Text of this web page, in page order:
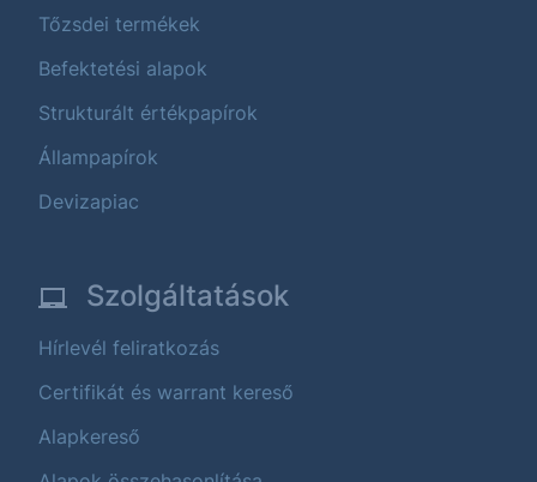
Tőzsdei termékek
Befektetési alapok
Strukturált értékpapírok
Állampapírok
Devizapiac
Szolgáltatások
Hírlevél feliratkozás
Certifikát és warrant kereső
Alapkereső